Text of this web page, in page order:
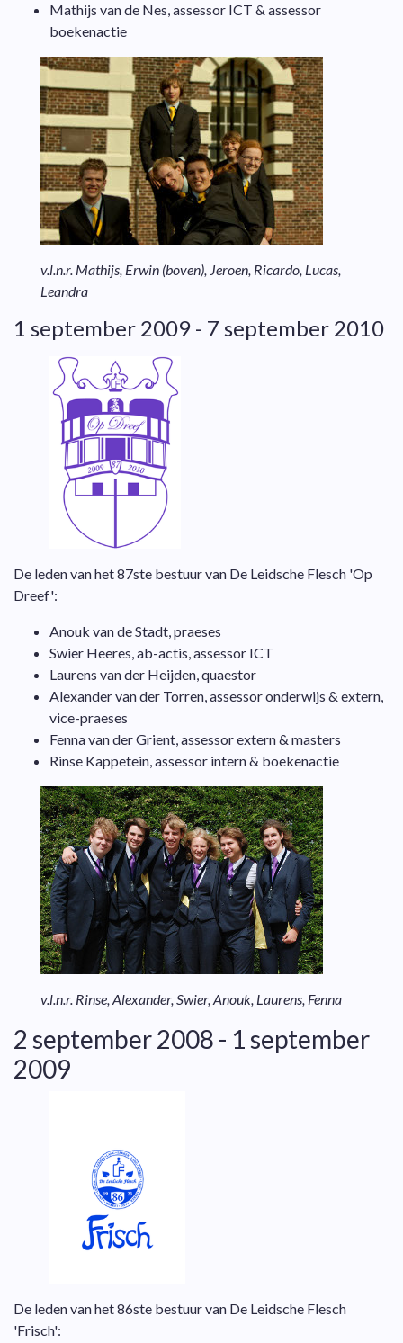
Mathijs van de Nes, assessor ICT & assessor
boekenactie
v.l.n.r. Mathijs, Erwin (boven), Jeroen, Ricardo, Lucas,
Leandra
1 september 2009 - 7 september 2010
De leden van het 87ste bestuur van De Leidsche Flesch 'Op
Dreef':
Anouk van de Stadt, praeses
Swier Heeres, ab-actis, assessor ICT
Laurens van der Heijden, quaestor
Alexander van der Torren, assessor onderwijs & extern,
vice-praeses
Fenna van der Grient, assessor extern & masters
Rinse Kappetein, assessor intern & boekenactie
v.l.n.r. Rinse, Alexander, Swier, Anouk, Laurens, Fenna
2 september 2008 - 1 september
2009
De leden van het 86ste bestuur van De Leidsche Flesch
'Frisch':